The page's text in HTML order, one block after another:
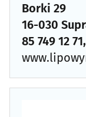
Borki 29
16-030
85 749 12